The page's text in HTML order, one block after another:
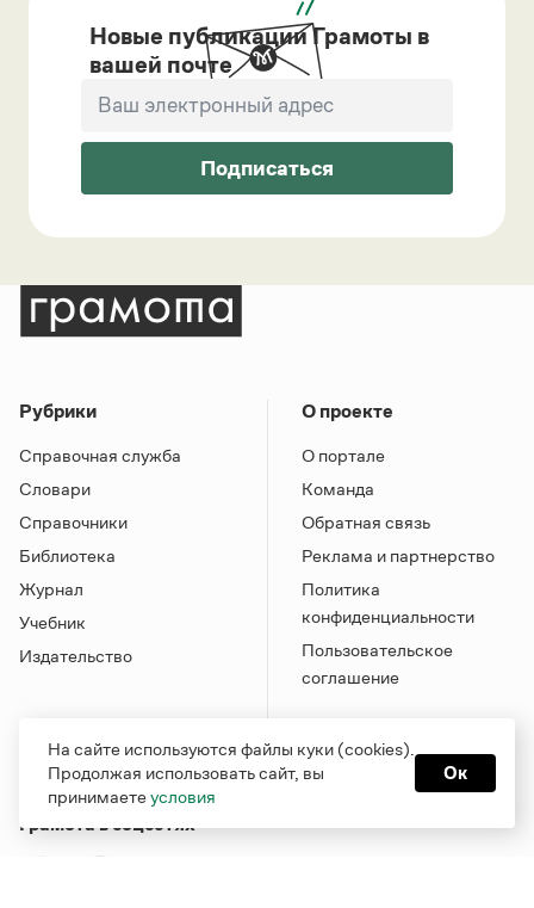
Новые публикации Грамоты в
вашей почте
Подписаться
Рубрики
Справочная служба
Словари
Справочники
Библиотека
Журнал
Учебник
Издательство
О проекте
О портале
Команда
Обратная связь
Реклама и партнерство
Политика
конфиденциальности
Пользовательское
соглашение
Грамота в соцсетях
На сайте используются файлы куки (cookies).
Продолжая использовать сайт, вы
принимаетеусловия
Ок